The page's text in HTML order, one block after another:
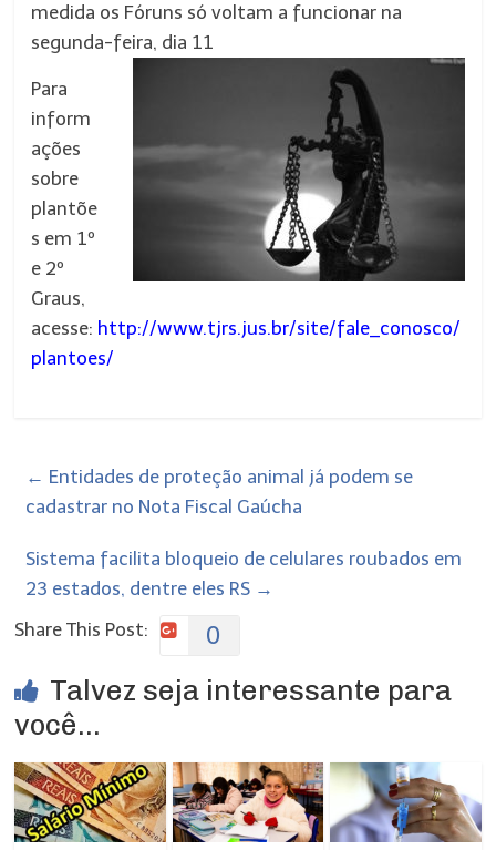
medida os Fóruns só voltam a funcionar na
segunda-feira, dia 11
Para
inform
ações
sobre
plantõe
s em 1º
e 2º
Graus,
acesse: http://www.tjrs.jus.br/site/fale_conosco/
plantoes/
← Entidades de proteção animal já podem se
cadastrar no Nota Fiscal Gaúcha
Sistema facilita bloqueio de celulares roubados em
23 estados, dentre eles RS →
Share This Post:
0
Talvez seja interessante para
você...